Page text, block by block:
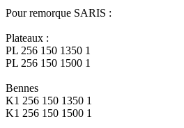
Pour remorque SARIS :
Plateaux :
PL 256 150 1350 1
PL 256 150 1500 1
Bennes
K1 256 150 1350 1
K1 256 150 1500 1